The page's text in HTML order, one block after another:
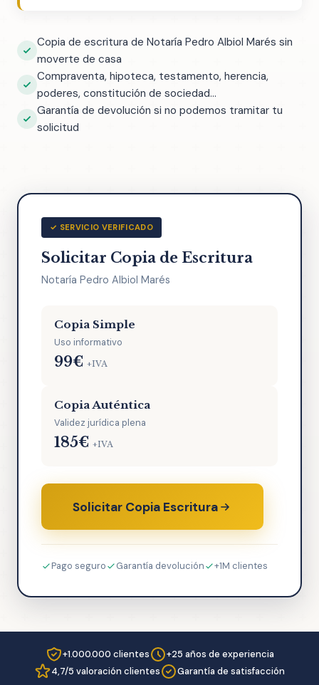
Copia de escritura de Notaría Pedro Albiol Marés sin
moverte de casa
Compraventa, hipoteca, testamento, herencia,
poderes, constitución de sociedad...
Garantía de devolución si no podemos tramitar tu
solicitud
✓ SERVICIO VERIFICADO
Solicitar Copia de Escritura
Notaría Pedro Albiol Marés
Copia Simple
Uso informativo
99€ +IVA
Copia Auténtica
Validez jurídica plena
185€ +IVA
Solicitar Copia Escritura
Pago seguro Garantía devolución +1M clientes
+1.000.000 clientes
+25 años de experiencia
4,7/5 valoración clientes
Garantía de satisfacción